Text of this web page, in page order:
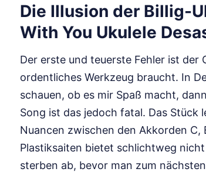
Die Illusion der Billig-
With You Ukulele
Der erste und teuerste Fehler ist der
ordentliches Werkzeug braucht. In
schauen, ob es mir Spaß macht,
Song ist das jedoch fatal. Das Stück
Nuancen zwischen den Akkorden C,
Plastiksaiten bietet schlichtweg
sterben ab, bevor man zum